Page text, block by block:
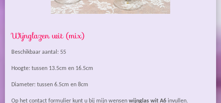
Wijnglazen wit (mix)
Beschikbaar aantal: 55
Hoogte: tussen 13.5cm en 16.5cm
Diameter: tussen 6.5cm en 8cm
Op het contact formulier kunt u bij mijn wensen wijnglas wit A6 invullen.